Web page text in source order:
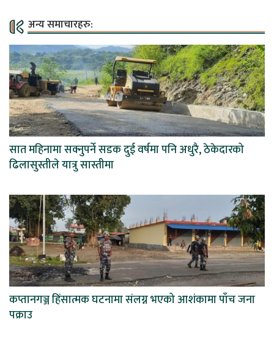
अन्य समाचारहरु:
सात महिनामा सक्नुपर्ने सडक दुई वर्षमा पनि अधुरै, ठेकेदारको
ढिलासुस्तीले यात्रु सास्तीमा
कप्तानगञ्ज हिंसात्मक घटनामा संलग्न भएको आशंकामा पाँच जना
पक्राउ